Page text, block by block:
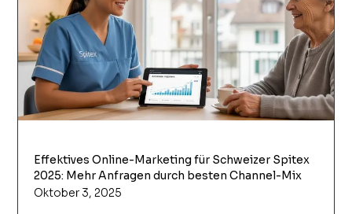
Effektives Online-Marketing für Schweizer Spitex
2025: Mehr Anfragen durch besten Channel-Mix
Oktober 3, 2025